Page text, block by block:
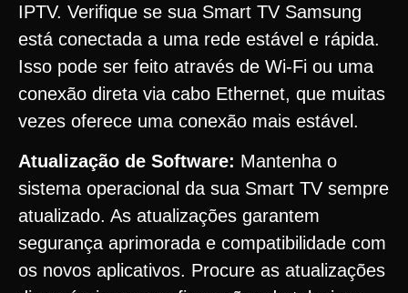
IPTV. Verifique se sua Smart TV Samsung
está conectada a uma rede estável e rápida.
Isso pode ser feito através de Wi-Fi ou uma
conexão direta via cabo Ethernet, que muitas
vezes oferece uma conexão mais estável.
Atualização de Software: Mantenha o
sistema operacional da sua Smart TV sempre
atualizado. As atualizações garantem
segurança aprimorada e compatibilidade com
os novos aplicativos. Procure as atualizações